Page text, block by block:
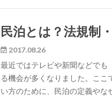
民泊とは？法規制
2017.08.26
最近ではテレビや新聞などでも
る機会が多くなりました。ここ
い方のために、民泊の定義や